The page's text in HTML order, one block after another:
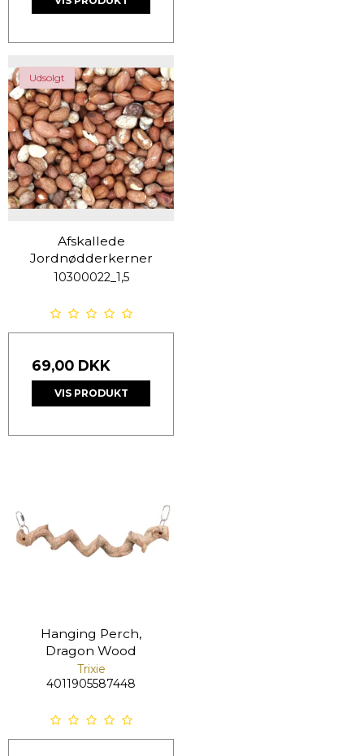
Udsolgt
Afskallede
Jordnødderkerner
10300022_1,5
69,00 DKK
VIS PRODUKT
Hanging Perch,
Dragon Wood
Trixie
4011905587448